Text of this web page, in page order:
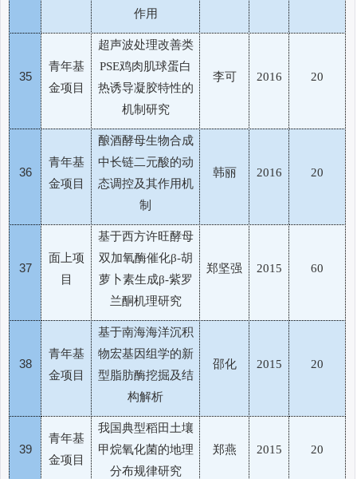
作用
35
青年基
金项目
超声波处理改善类
PSE鸡肉肌球蛋白
热诱导凝胶特性的
机制研究
李可 2016 20
36
青年基
金项目
酿酒酵母生物合成
中长链二元酸的动
态调控及其作用机
制
韩丽 2016 20
37
面上项
目
基于西方许旺酵母
双加氧酶催化β-胡
萝卜素生成β-紫罗
兰酮机理研究
郑坚强 2015 60
38
青年基
金项目
基于南海海洋沉积
物宏基因组学的新
型脂肪酶挖掘及结
构解析
邵化 2015 20
39
青年基
金项目
我国典型稻田土壤
甲烷氧化菌的地理
分布规律研究
郑燕 2015 20